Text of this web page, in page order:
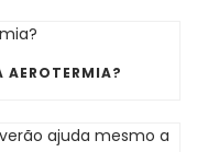
AEROTERMIA?